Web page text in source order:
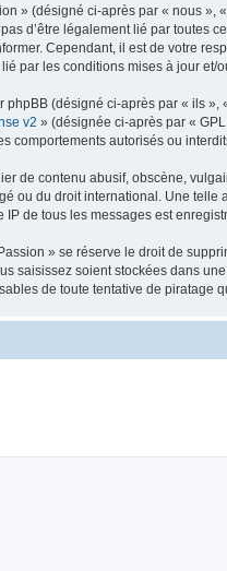
» (désigné ci-après par « nous »,
d’être légalement lié par toutes
Cependant, il est de votre
par les conditions mises à jour et/
phpBB (désigné ci-après par « ils
v2 » (désignée ci-après par «
comportements autorisés ou
de contenu abusif, obscène,
ou du droit international. Une telle
IP de tous les messages est
» se réserve le droit de
saisissez soient stockées dans
de toute tentative de piratage